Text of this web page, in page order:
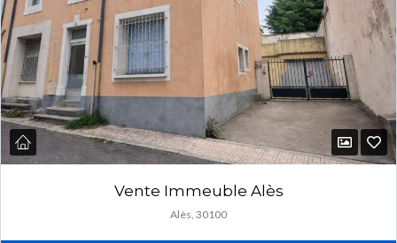
Vente Immeuble Alès
Alès, 30100